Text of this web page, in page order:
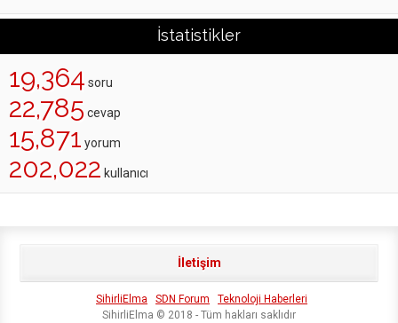
İstatistikler
19,364 soru
22,785 cevap
15,871 yorum
202,022 kullanıcı
İletişim
SihirliElma SDN Forum
Teknoloji Haberleri
SihirliElma © 2018 - Tüm hakları saklıdır